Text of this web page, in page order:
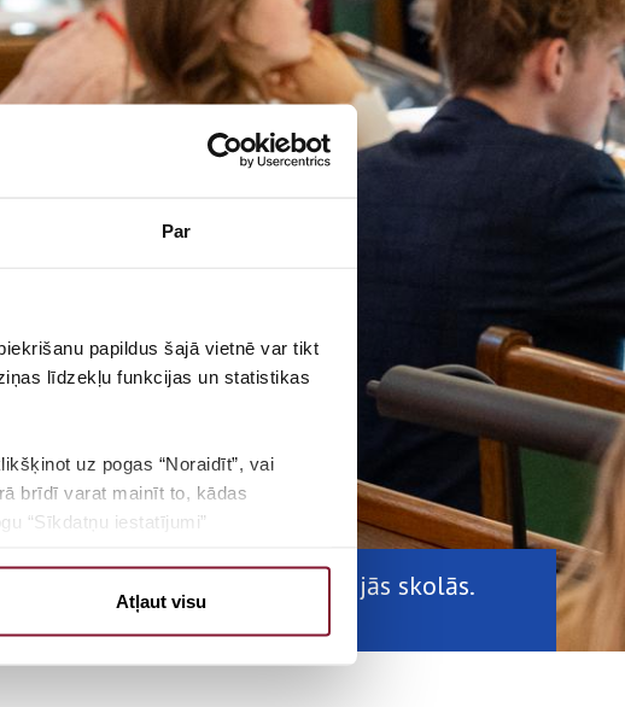
Par
papildus šajā vietnē var tikt
līdzekļu funkcijas un statistikas
uz pogas “Noraidīt”, vai
brīdī varat mainīt to, kādas
“Sīkdatņu iestatījumi”
Atļaut visu
problēmām vispārizglītošajās skolās.
100
BALSIS